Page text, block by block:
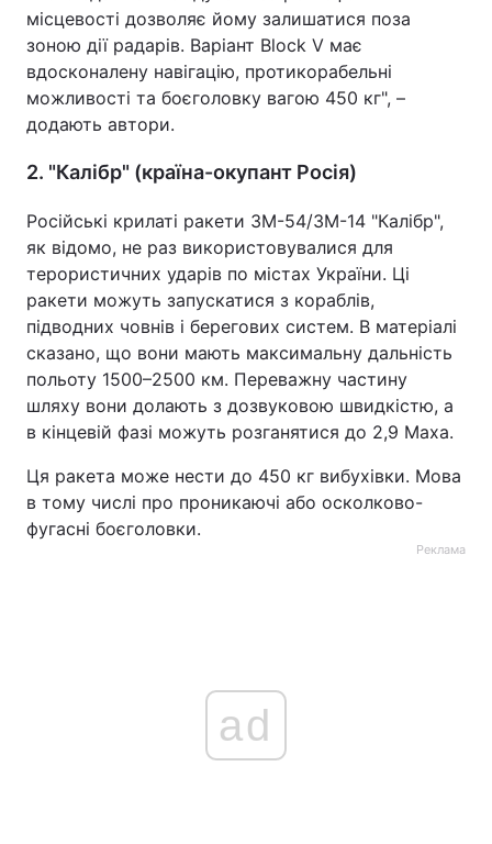
Тема оформлення
місцевості дозволяє йому залишатися поза
зоною дії радарів. Варіант Block V має
вдосконалену навігацію, протикорабельні
можливості та боєголовку вагою 450 кг", –
додають автори.
2. "Калібр" (країна-окупант Росія)
Російські крилаті ракети 3М-54/3М-14 "Калібр",
як відомо, не раз використовувалися для
терористичних ударів по містах України. Ці
ракети можуть запускатися з кораблів,
підводних човнів і берегових систем. В матеріалі
сказано, що вони мають максимальну дальність
польоту 1500–2500 км. Переважну частину
шляху вони долають з дозвуковою швидкістю, а
в кінцевій фазі можуть розганятися до 2,9 Маха.
Ця ракета може нести до 450 кг вибухівки. Мова
в тому числі про проникаючі або осколково-
фугасні боєголовки.
Реклама
ad